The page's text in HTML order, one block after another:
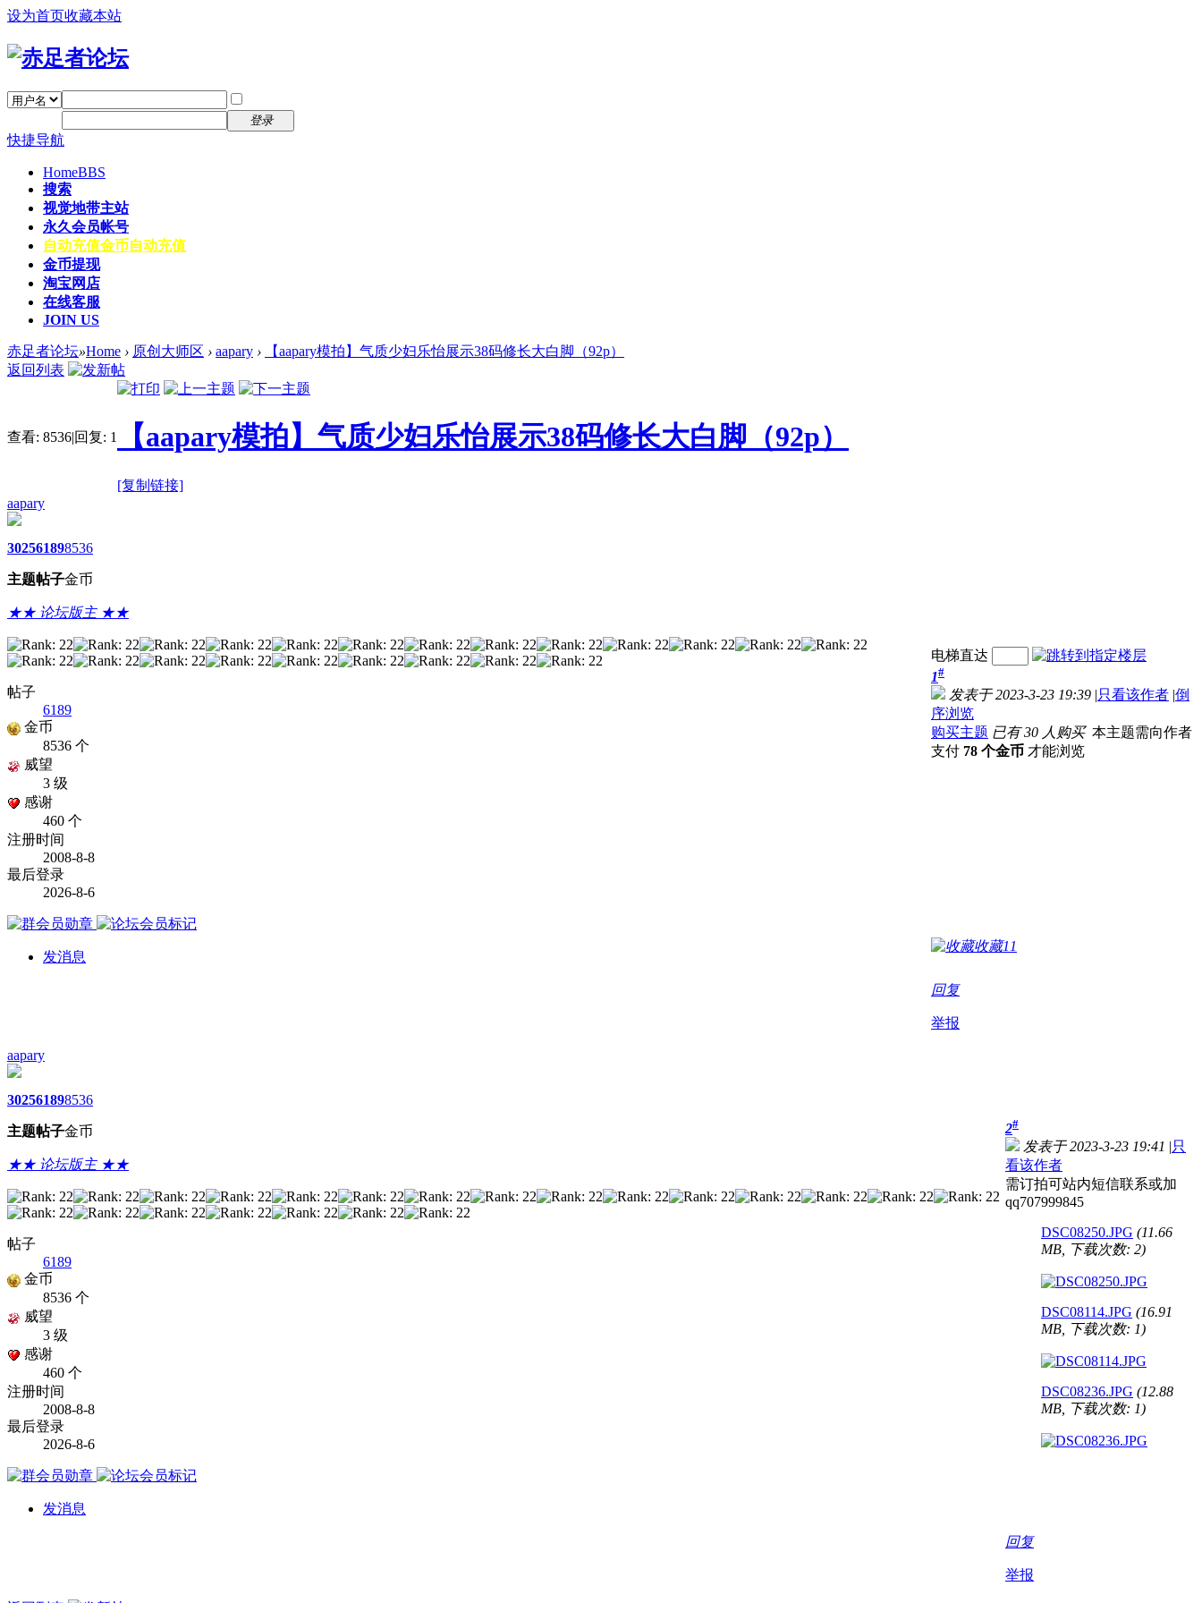
设为首页收藏本站
登录
快捷导航
HomeBBS
搜索
视觉地带主站
永久会员帐号
自动充值金币自动充值
金币提现
淘宝网店
在线客服
JOIN US
赤足者论坛»Home › 原创大师区 › aapary ›
【aapary模拍】气质少妇乐怡展示38码修长大白脚（92p）
返回列表
查看: 8536|回复: 1 【aapary模拍】气质少妇乐怡展示38码修长大白脚（92p）
[复制链接]
aapary
3025
主题
6189
帖子
8536
金币
★★ 论坛版主 ★★
帖子
6189
金币
8536 个
威望
3 级
感谢
460 个
注册时间
2008-8-8
最后登录
2026-8-6
发消息
电梯直达
1#
发表于 2023-3-23 19:39 |只看该作者 |倒
序浏览
购买主题 已有 30 人购买 本主题需向作者
支付 78 个金币 才能浏览
收藏11
回复
举报
aapary
3025
主题
6189
帖子
8536
金币
★★ 论坛版主 ★★
帖子
6189
金币
8536 个
威望
3 级
感谢
460 个
注册时间
2008-8-8
最后登录
2026-8-6
发消息
2#
发表于 2023-3-23 19:41 |只
看该作者
需订拍可站内短信联系或加
qq707999845
DSC08250.JPG (11.66
MB, 下载次数: 2)
DSC08114.JPG (16.91
MB, 下载次数: 1)
DSC08236.JPG (12.88
MB, 下载次数: 1)
回复
举报